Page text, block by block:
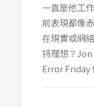
一直是他工
前表現都像
在現實或網
持理想？
Error Friday